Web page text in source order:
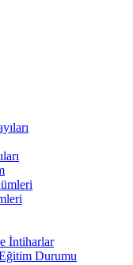
İntiharlar
Durumu